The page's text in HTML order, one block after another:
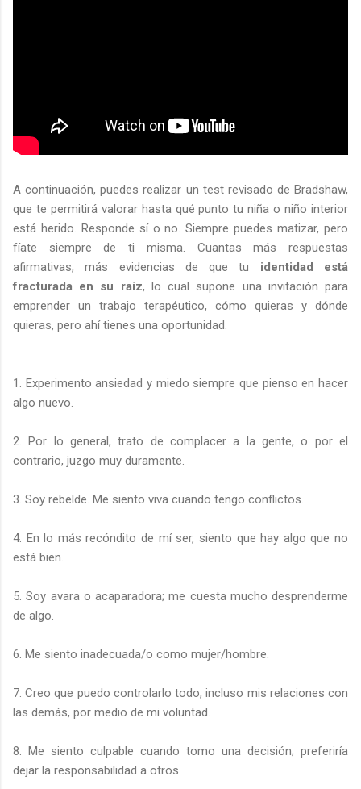
A continuación, puedes realizar un test revisado de Bradshaw,
que te permitirá valorar hasta qué punto tu niña o niño interior
está herido. Responde sí o no. Siempre puedes matizar, pero
fíate siempre de ti misma. Cuantas más respuestas
afirmativas, más evidencias de que tu identidad está
fracturada en su raíz, lo cual supone una invitación para
emprender un trabajo terapéutico, cómo quieras y dónde
quieras, pero ahí tienes una oportunidad.
1. Experimento ansiedad y miedo siempre que pienso en hacer
algo nuevo.
2. Por lo general, trato de complacer a la gente, o por el
contrario, juzgo muy duramente.
3. Soy rebelde. Me siento viva cuando tengo conflictos.
4. En lo más recóndito de mí ser, siento que hay algo que no
está bien.
5. Soy avara o acaparadora; me cuesta mucho desprenderme
de algo.
6. Me siento inadecuada/o como mujer/hombre.
7. Creo que puedo controlarlo todo, incluso mis relaciones con
las demás, por medio de mi voluntad.
8. Me siento culpable cuando tomo una decisión; preferiría
dejar la responsabilidad a otros.